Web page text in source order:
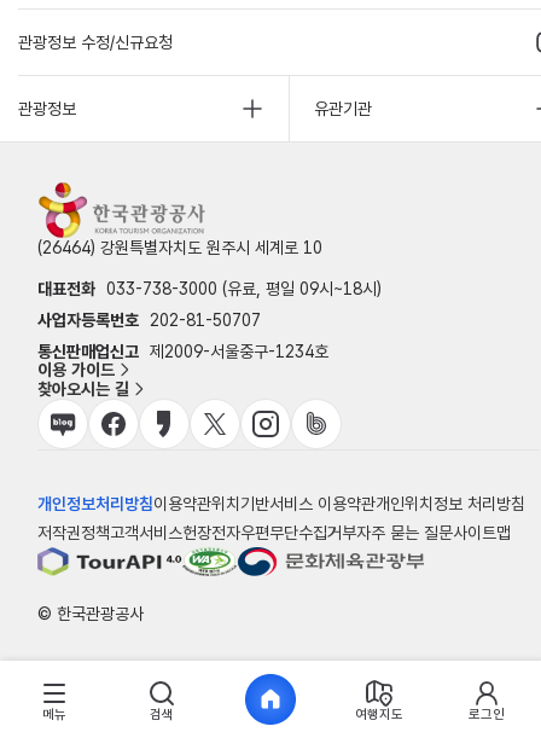
관광정보 수정/신규요청
관광정보 유관기관
(26464) 강원특별자치도 원주시 세계로 10
대표전화 033-738-3000 (유료, 평일 09시~18시)
사업자등록번호
202-81-50707
통신판매업신고 제2009-서울중구-1234호
이용 가이드
찾아오시는 길
개인정보처리방침이용약관위치기반서비스 이용약관개인위치정보 처리방침
저작권정책고객서비스헌장전자우편무단수집거부자주 묻는 질문사이트맵
© 한국관광공사
메뉴 검색 여행지도 로그인